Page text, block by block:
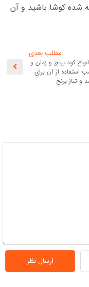
شده کوشا باشید و آن
مطلب بعدی:
کود برنج و زمان و
استفاده از آن برای
و تناژ برنج